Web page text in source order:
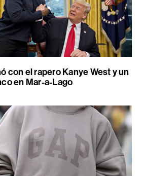
con el rapero Kanye West y un
en Mar-a-Lago